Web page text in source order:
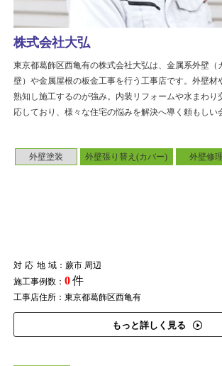
外壁塗装 外壁張り替え(カバー) 外壁修理
対応地域：蕨市 周辺
施工事例数： 0件
工事店住所：東京都葛飾区西亀有
もっと詳しく見る
株式会社大弘
東京都葛飾区西亀有の株式会社大弘は、金属系外壁（
壁）や金属屋根の板金工事を行う工事店です。外壁材
熟知し施工するのが強み。内装リフォームや水まわり
応しており、様々な住宅の悩みを解決へ導く頼もしい